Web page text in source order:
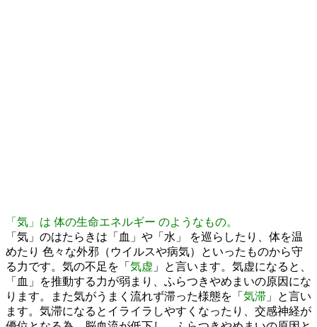
「気」は 体の生命エネルギー のようなもの。
「気」のはたらきは「血」や「水」 を巡らしたり、体を温
めたり 色々な外邪（ウイルスや病気）といったものから守
る力です。気の不足を「 気虚 」と言います。気虚になると、
「血」を推動する力が弱まり、ふらつきやめまいの原因にな
ります。また気がうまく流れず滞った様態を「 気滞 」と言い
ます。気滞になるとイライラしやすくなったり、交感神経が